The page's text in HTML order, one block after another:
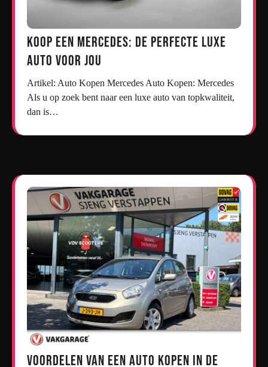
Koop een Mercedes: De Perfecte Luxe
Auto voor Jou
Artikel: Auto Kopen Mercedes Auto Kopen: Mercedes
Als u op zoek bent naar een luxe auto van topkwaliteit,
dan is…
Voordelen van een Auto Kopen in de